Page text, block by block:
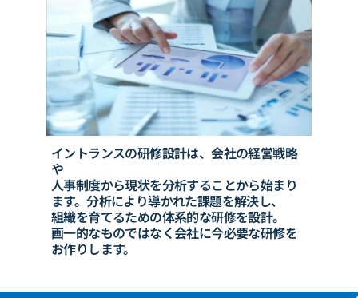
イントランスの研修設計は、会社の経営戦略
や
人事制度から現状を分析することから始まり
ます。分析により導かれた課題を解決し、
組織を育てるための体系的な研修を設計。
画一的なものではなく会社に今必要な研修を
お作りします。